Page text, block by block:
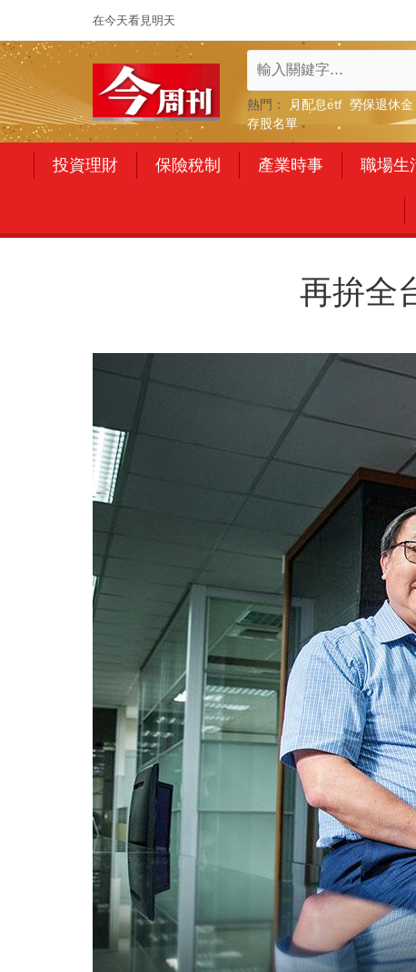
在今天看見明天
熱門： 月配息etf 勞保退休金
存股名單
投資理財 保險稅制 產業時事 職場生
再拚全